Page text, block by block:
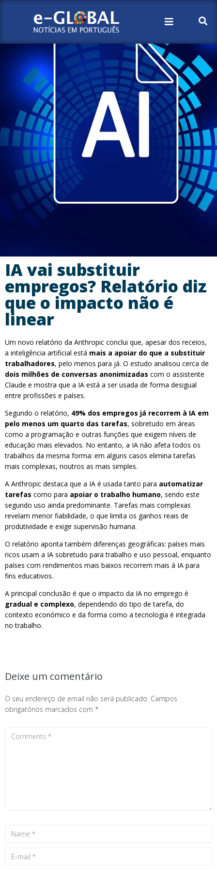
IA vai substituir
empregos? Relatório diz
que o impacto não é
linear
Um novo relatório da Anthropic conclui que, apesar dos receios,
a inteligência artificial está mais a apoiar do que a substituir
trabalhadores, pelo menos para já. O estudo analisou cerca de
dois milhões de conversas anonimizadas com o assistente
Claude e mostra que a IA está a ser usada de forma desigual
entre profissões e países.
Segundo o relatório, 49% dos empregos já recorrem à IA em
pelo menos um quarto das tarefas, sobretudo em áreas
como a programação e outras funções que exigem níveis de
educação mais elevados. No entanto, a IA não afeta todos os
trabalhos da mesma forma: em alguns casos elimina tarefas
mais complexas, noutros as mais simples.
A Anthropic destaca que a IA é usada tanto para automatizar
tarefas como para apoiar o trabalho humano, sendo este
segundo uso ainda predominante. Tarefas mais complexas
revelam menor fiabilidade, o que limita os ganhos reais de
produtividade e exige supervisão humana.
O relatório aponta também diferenças geográficas: países mais
ricos usam a IA sobretudo para trabalho e uso pessoal, enquanto
países com rendimentos mais baixos recorrem mais à IA para
fins educativos.
A principal conclusão é que o impacto da IA no emprego é
gradual e complexo, dependendo do tipo de tarefa, do
contexto económico e da forma como a tecnologia é integrada
no trabalho.
Deixe um comentário
O seu endereço de email não será publicado. Campos
obrigatórios marcados com *